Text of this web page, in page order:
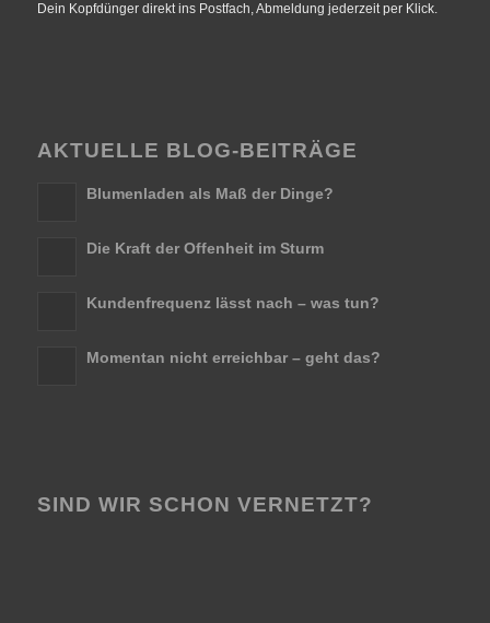
Dein Kopfdünger direkt ins Postfach, Abmeldung jederzeit per Klick.
AKTUELLE BLOG-BEITRÄGE
Blumenladen als Maß der Dinge?
Die Kraft der Offenheit im Sturm
Kundenfrequenz lässt nach – was tun?
Momentan nicht erreichbar – geht das?
SIND WIR SCHON VERNETZT?